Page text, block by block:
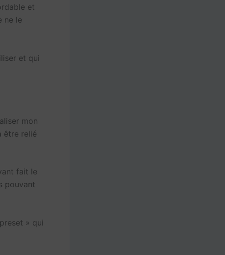
et
ne le
et qui
mon
être relié
fait le
pouvant
» qui